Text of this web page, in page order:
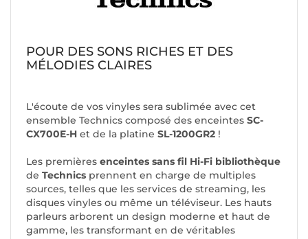
POUR DES SONS RICHES ET DES
MÉLODIES CLAIRES
L'écoute de vos vinyles sera sublimée avec cet
ensemble Technics composé des enceintes SC-
CX700E-H et de la platine SL-1200GR2 !
Les premières enceintes sans fil Hi-Fi bibliothèque
de Technics prennent en charge de multiples
sources, telles que les services de streaming, les
disques vinyles ou même un téléviseur. Les hauts
parleurs arborent un design moderne et haut de
gamme, les transformant en de véritables